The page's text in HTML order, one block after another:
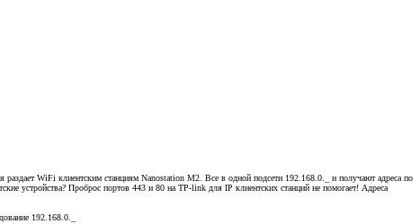
WiFi клиентским станциям Nanostation M2. Все в одной подсети 192.168.0._ и получают адреса по
устройства? Проброс портов 443 и 80 на TP-link для IP клиентских станций не помогает! Адреса
192.168.0._